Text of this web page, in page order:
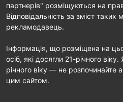
партнерів" розміщуються на
Відповідальність за зміст таких
рекламодавець.
Інформація, що розміщена на
осіб, які досягли 21-річного
річного віку — не розпочинайте
цим сайтом.